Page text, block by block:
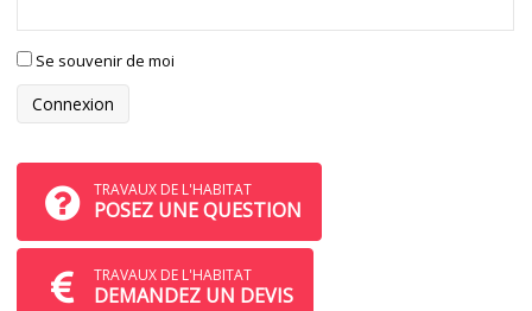
Se souvenir de moi
TRAVAUX DE L'HABITAT
POSEZ UNE QUESTION
TRAVAUX DE L'HABITAT
DEMANDEZ UN DEVIS